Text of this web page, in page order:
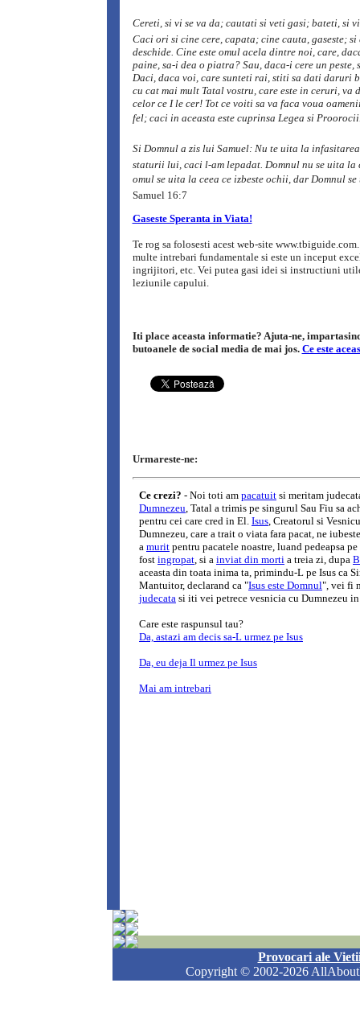
Cereti, si vi se va da; cautati si veti gasi; bateti, si
Caci ori si cine cere, capata; cine cauta, gaseste; si
deschide. Cine este omul acela dintre noi, care,
paine, sa-i dea o piatra? Sau, daca-i cere un peste,
Daci, daca voi, care sunteti rai, stiti sa dati daruri
cu cat mai mult Tatal vostru, care este in ceruri, va
celor ce I le cer! Tot ce voiti sa va faca voua
fel; caci in aceasta este cuprinsa Legea si
Si Domnul a zis lui Samuel: Nu te uita la
staturii lui, caci l-am lepadat. Domnul nu se uita la
omul se uita la ceea ce izbeste ochii, dar Domnul se
Samuel 16:7
Gaseste Speranta in Viata!
Te rog sa folosesti acest web-site
multe intrebari fundamentale si este un inceput
ingrijitori, etc. Vei putea gasi idei si instructiuni
leziunile capului.
Iti place aceasta informatie? Ajuta-ne,
butoanele de social media de mai jos. Ce este
Urmareste-ne:
Provocari ale
Copyright© 2002-2026